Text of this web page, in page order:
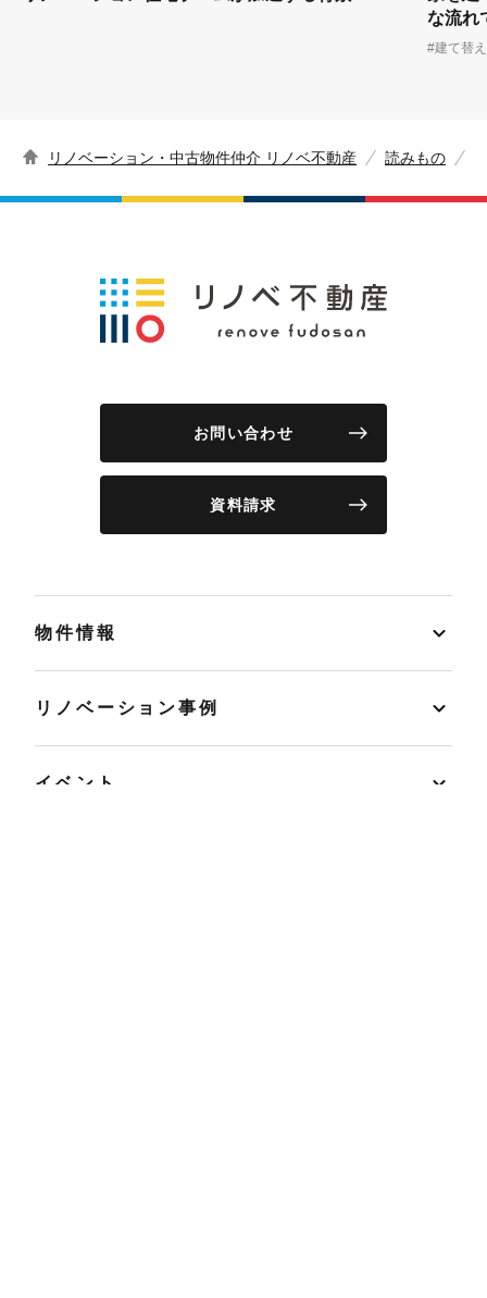
な流れ
#建て替え
リノベーション・中古物件仲介 リノベ不動産 読みもの
お問い合わせ
資料請求
物件情報
リノベーション事例
イベント